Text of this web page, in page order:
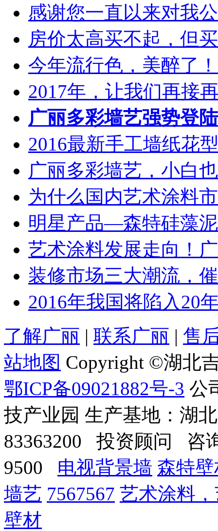
感谢您一直以来对我
房价太高买不起，但
今年流行色，美醉了
2017年，让我们再接
广丽多彩墙艺强势登
2016最新手工墙纸花
广丽多彩墙艺，小白
为什么国内艺术涂料
明星产品—森特硅藻
艺术涂料发展走向！
装修市场三大潮流，
2016年我国将陷入20
了解广丽 | 联系广丽 | 售
站地图 Copyright ©湖北
鄂ICP备09021882号-3 公
技产业园 生产基地：湖
83363200 投资顾问 咨
9500 电视背景墙 森特
墙艺 7567567 艺术涂料
壁材